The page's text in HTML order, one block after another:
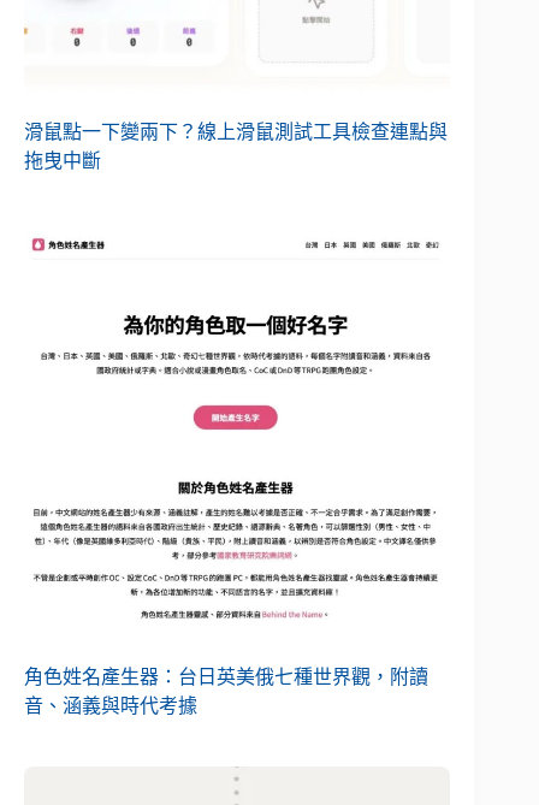
滑鼠點一下變兩下？線上滑鼠測試工具檢查連點與
拖曳中斷
角色姓名產生器：台日英美俄七種世界觀，附讀
音、涵義與時代考據